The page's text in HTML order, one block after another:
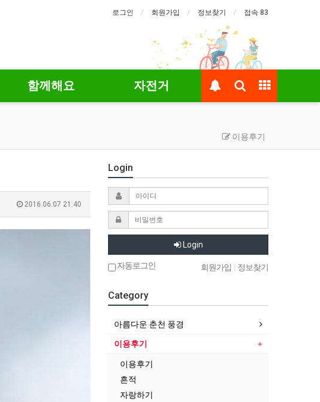
로그인 회원가입 정보찾기 접속 83
함께해요 자전거
이용후기
2016.06.07 21:40
Login
Login
자동로그인 회원가입 정보찾기
Category
아름다운 춘천 풍경
이용후기
이용후기
흔적
자랑하기